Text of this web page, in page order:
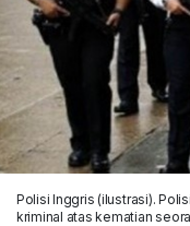
Polisi Inggris (ilustrasi).
kriminal atas kematian